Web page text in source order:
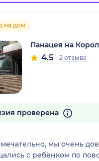
на дом
Панацея на
4.5 2 отзыва
проверена
мы очень
с ребёнком по